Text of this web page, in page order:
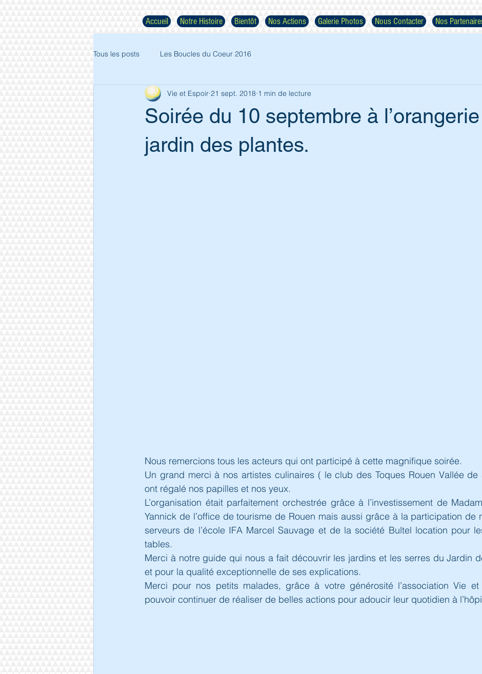
Accueil Notre Histoire Bientôt Nos Actions Galerie Photos Nous Contacter Nos
Respectez nos images
Tous les posts Les Boucles du Coeur 2016
Soirée du 10 septembre à
jardin des plantes.
Vie et Espoir 21 sept. 2018 1 min de lecture
Nous remercions tous les acteurs qui ont participé à cette magnifique soirée.
Un grand merci à nos artistes culinaires ( le club des Toques Rouen Vallée de
ont régalé nos papilles et nos yeux.
L’organisation était parfaitement orchestrée grâce à l’investissement de
Yannick de l’office de tourisme de Rouen mais aussi grâce à la participation de
serveurs de l’école IFA Marcel Sauvage et de la société Bultel location pour
tables.
Merci à notre guide qui nous a fait découvrir les jardins et les serres du Jardin
et pour la qualité exceptionnelle de ses explications.
Merci pour nos petits malades, grâce à votre générosité l’association Vie
pouvoir continuer de réaliser de belles actions pour adoucir leur quotidien à